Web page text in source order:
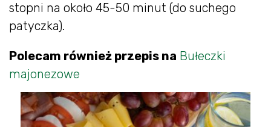
stopni na około 45-50 minut (do suchego
patyczka).
Polecam również przepis na Bułeczki
majonezowe